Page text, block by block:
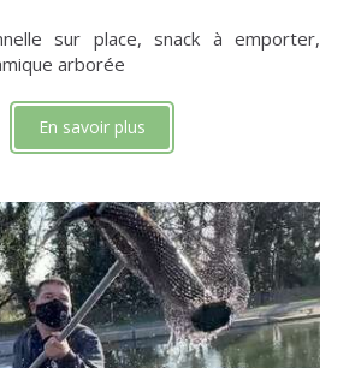
sur place, snack à emporter,
arborée
En savoir plus